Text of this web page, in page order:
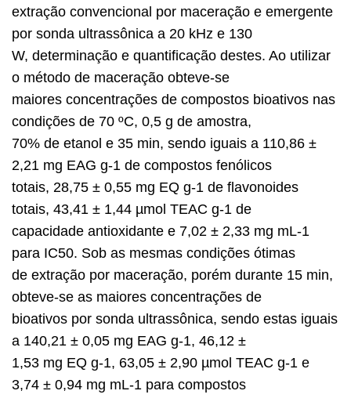
extração convencional por maceração e emergente
por sonda ultrassônica a 20 kHz e 130
W, determinação e quantificação destes. Ao utilizar
o método de maceração obteve-se
maiores concentrações de compostos bioativos nas
condições de 70 ºC, 0,5 g de amostra,
70% de etanol e 35 min, sendo iguais a 110,86 ±
2,21 mg EAG g-1 de compostos fenólicos
totais, 28,75 ± 0,55 mg EQ g-1 de flavonoides
totais, 43,41 ± 1,44 µmol TEAC g-1 de
capacidade antioxidante e 7,02 ± 2,33 mg mL-1
para IC50. Sob as mesmas condições ótimas
de extração por maceração, porém durante 15 min,
obteve-se as maiores concentrações de
bioativos por sonda ultrassônica, sendo estas iguais
a 140,21 ± 0,05 mg EAG g-1, 46,12 ±
1,53 mg EQ g-1, 63,05 ± 2,90 µmol TEAC g-1 e
3,74 ± 0,94 mg mL-1 para compostos